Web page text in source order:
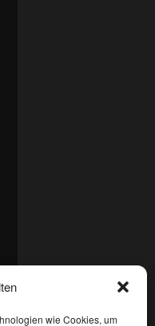
wie Cookies, um